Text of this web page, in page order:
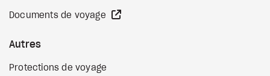
Documents de voyage
Autres
Protections de voyage